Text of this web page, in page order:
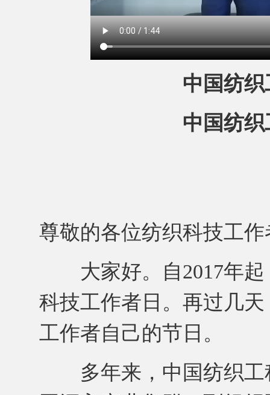
中国纺
中国纺
尊敬的各位纺织科技工
大家好。自2017年起
科技工作者日。再过几
工作者自己的节日。
多年来，中国纺织工